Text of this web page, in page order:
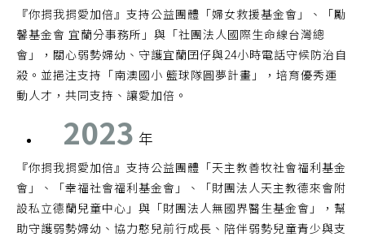
『你捐我捐愛加倍』支持公益團體「婦女救援基金會」、「勵
馨基金會 宜蘭分事務所」與「社團法人國際生命線台灣總
會」，關心弱勢婦幼、守護宜蘭囝仔與24小時電話守候防治自
殺。並挹注支持「南澳國小 籃球隊圓夢計畫」，培育優秀運
動人才，共同支持、讓愛加倍。
2023 年
『你捐我捐愛加倍』支持公益團體「天主教善牧社會福利基金
會」、「幸福社會福利基金會」、「財團法人天主教德來會附
設私立德蘭兒童中心」與「財團法人無國界醫生基金會」，幫
助守護弱勢婦幼、協力憨兒前行成長、陪伴弱勢兒童青少與支